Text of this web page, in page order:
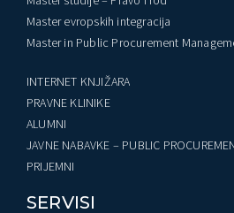
Master evropskih integracija
Master in Public Procurement
INTERNET KNJIŽARA
PRAVNE KLINIKE
ALUMNI
JAVNE NABAVKE – PUBLIC
PRIJEMNI
SERVISI